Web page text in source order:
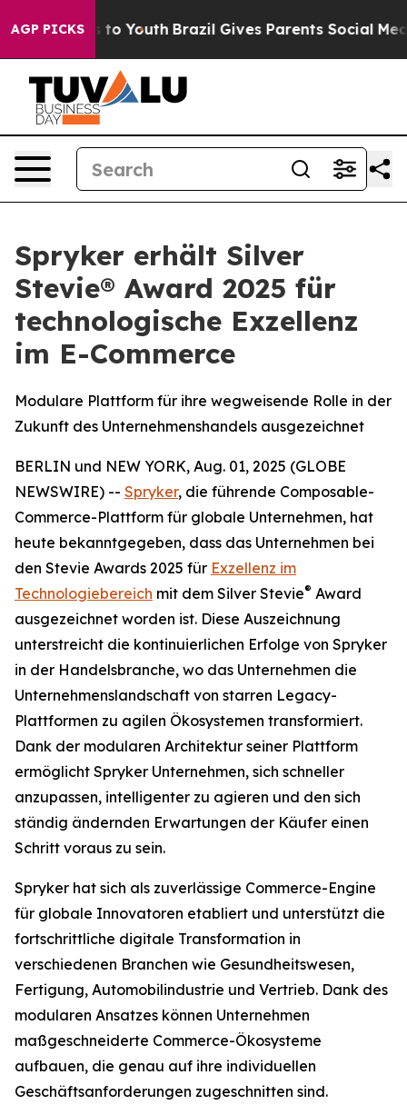
AGP PICKS
Harms to Youth Brazil Gives Parents Social Media
Spryker erhält Silver
Stevie® Award 2025 für
technologische Exzellenz
im E-Commerce
Modulare Plattform für ihre wegweisende Rolle in der
Zukunft des Unternehmenshandels ausgezeichnet
BERLIN und NEW YORK, Aug. 01, 2025 (GLOBE
NEWSWIRE) -- Spryker, die führende Composable-
Commerce-Plattform für globale Unternehmen, hat
heute bekanntgegeben, dass das Unternehmen bei
den Stevie Awards 2025 für Exzellenz im
Technologiebereich mit dem Silver Stevie® Award
ausgezeichnet worden ist. Diese Auszeichnung
unterstreicht die kontinuierlichen Erfolge von Spryker
in der Handelsbranche, wo das Unternehmen die
Unternehmenslandschaft von starren Legacy-
Plattformen zu agilen Ökosystemen transformiert.
Dank der modularen Architektur seiner Plattform
ermöglicht Spryker Unternehmen, sich schneller
anzupassen, intelligenter zu agieren und den sich
ständig ändernden Erwartungen der Käufer einen
Schritt voraus zu sein.
Spryker hat sich als zuverlässige Commerce-Engine
für globale Innovatoren etabliert und unterstützt die
fortschrittliche digitale Transformation in
verschiedenen Branchen wie Gesundheitswesen,
Fertigung, Automobilindustrie und Vertrieb. Dank des
modularen Ansatzes können Unternehmen
maßgeschneiderte Commerce-Ökosysteme
aufbauen, die genau auf ihre individuellen
Geschäftsanforderungen zugeschnitten sind.